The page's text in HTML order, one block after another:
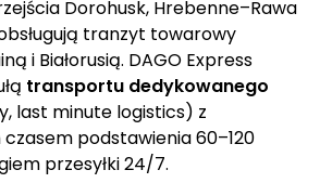
Dorohusk, Hrebenne–Rawa
tranzyt towarowy
i Białorusią. DAGO Express
transportu dedykowanego
last minute logistics) z
podstawienia 60–120
przesyłki 24/7.